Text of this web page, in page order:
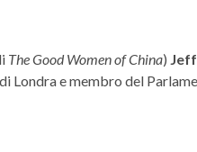
The Good Women of China)
e membro del